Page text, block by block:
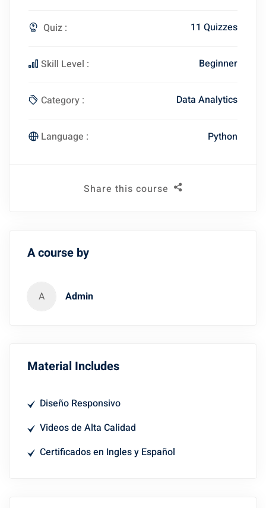
Quiz : 11 Quizzes
Skill Level : Beginner
Category : Data Analytics
Language : Python
Share this course
A course by
A Admin
Material Includes
Diseño Responsivo
Videos de Alta Calidad
Certificados en Ingles y Español